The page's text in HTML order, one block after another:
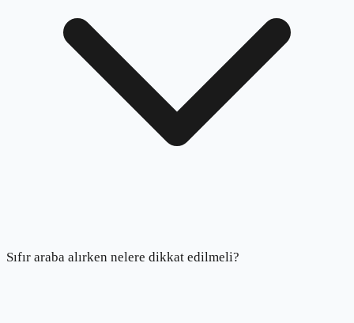
Sıfır araba alırken nelere dikkat edilmeli?